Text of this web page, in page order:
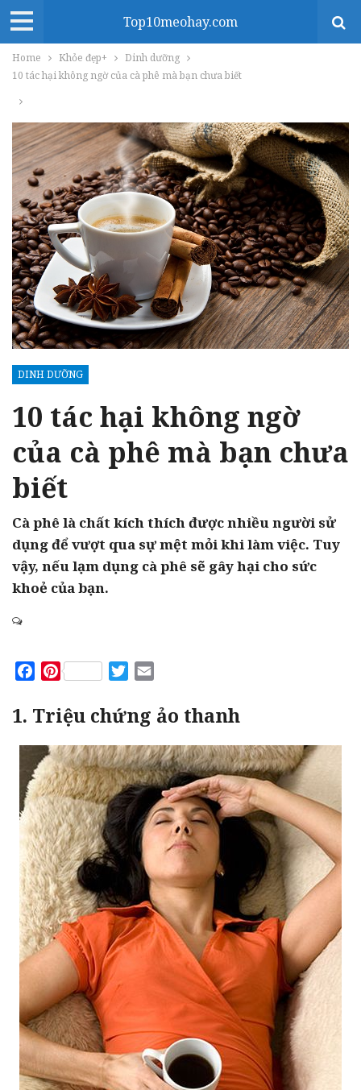
Top10meohay.com
Home Khỏe đẹp+
Dinh dưỡng
10 tác hại không ngờ của cà phê mà bạn chưa biết
DINH DƯỠNG
10 tác hại không ngờ
của cà phê mà bạn chưa
biết
Cà phê là chất kích thích được nhiều người sử
dụng để vượt qua sự mệt mỏi khi làm việc. Tuy
vậy, nếu lạm dụng cà phê sẽ gây hại cho sức
khoẻ của bạn.
FacebookPinterest Twitter
1. Triệu chứng ảo thanh